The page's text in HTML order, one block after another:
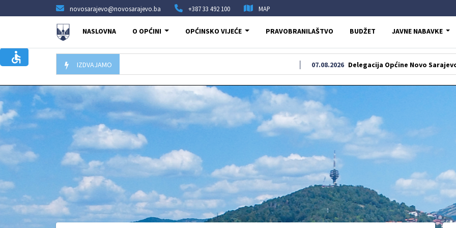
novosarajevo@novosarajevo.ba +387 33 492 100 MAP
NASLOVNA O OPĆINI OPĆINSKO VIJEĆE PRAVOBRANILAŠTVO BUDŽET JAVNE NABAVKE
IZDVAJAMO Delegacija Općine Novo Sarajevo odala